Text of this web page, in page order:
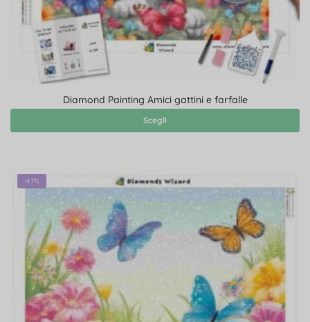
Diamond Painting Amici gattini e farfalle
Scegli
-47%